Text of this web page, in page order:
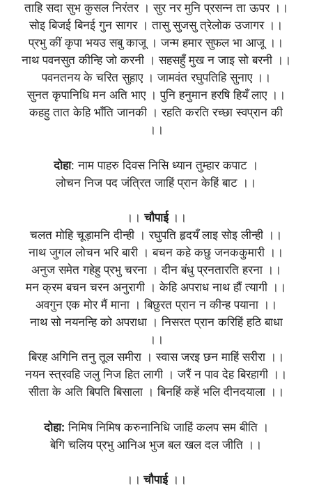
ताहि सदा सुभ कुसल निरंतर । सुर नर मुनि प्रसन्न ता ऊपर ।।
सोइ बिजई बिनई गुन सागर । तासु सुजसु त्रेलोक उजागर ।।
प्रभु कीं कृपा भयउ सबु काजू । जन्म हमार सुफल भा आजू ।।
नाथ पवनसुत कीन्हि जो करनी । सहसहुँ मुख न जाइ सो बरनी ।।
पवनतनय के चरित सुहाए । जामवंत रघुपतिहि सुनाए ।।
सुनत कृपानिधि मन अति भाए । पुनि हनुमान हरषि हियँ लाए ।।
कहहु तात केहि भाँति जानकी । रहति करति रच्छा स्वप्रान की
।।
दोहा: नाम पाहरु दिवस निसि ध्यान तुम्हार कपाट ।
लोचन निज पद जंत्रित जाहिं प्रान केहिं बाट ।।
।।चौपाई ।।
चलत मोहि चूड़ामनि दीन्ही । रघुपति हृदयँ लाइ सोइ लीन्ही ।।
नाथ जुगल लोचन भरि बारी । बचन कहे कछु जनककुमारी ।।
अनुज समेत गहेहु प्रभु चरना । दीन बंधु प्रनतारति हरना ।।
मन क्रम बचन चरन अनुरागी । केहि अपराध नाथ हौं त्यागी ।।
अवगुन एक मोर मैं माना । बिछुरत प्रान न कीन्ह पयाना ।।
नाथ सो नयनन्हि को अपराधा । निसरत प्रान करिहिं हठि बाधा
।।
बिरह अगिनि तनु तूल समीरा । स्वास जरइ छन माहिं सरीरा ।।
नयन स्त्रवहि जलु निज हित लागी । जरैं न पाव देह बिरहागी ।।
सीता के अति बिपति बिसाला । बिनहिं कहें भलि दीनदयाला ।।
दोहा: निमिष निमिष करुनानिधि जाहिं कलप सम बीति ।
बेगि चलिय प्रभु आनिअ भुज बल खल दल जीति ।।
।। चौपाई।।